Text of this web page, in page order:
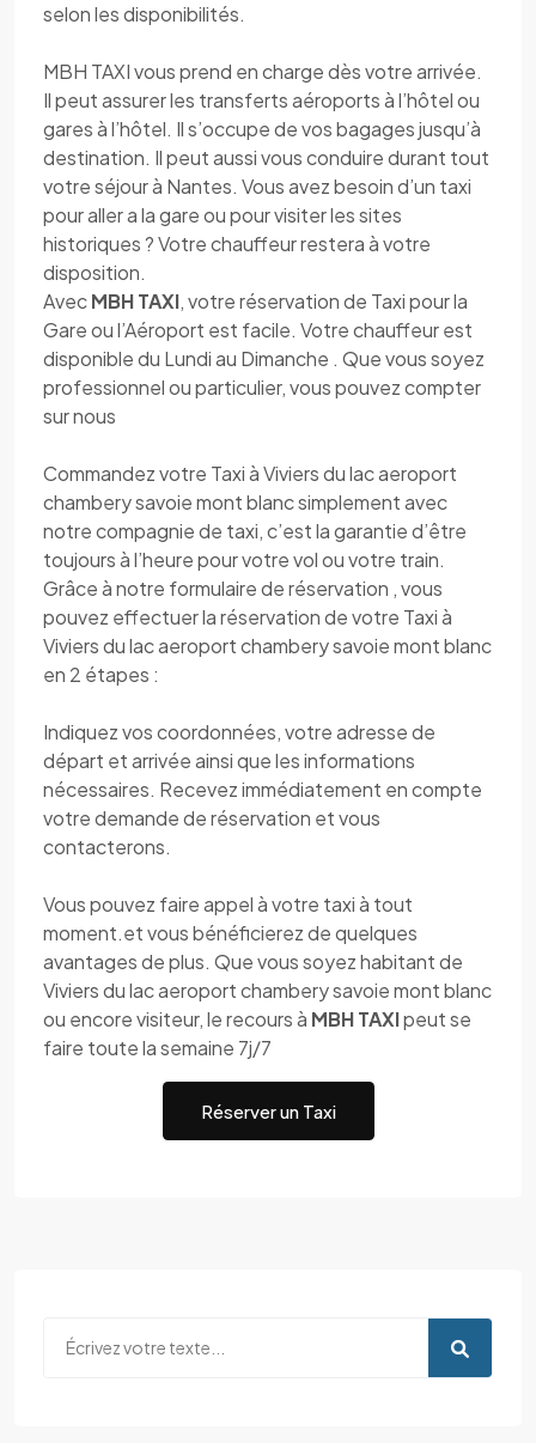
selon les disponibilités.
MBH TAXI vous prend en charge dès votre arrivée.
Il peut assurer les transferts aéroports à l’hôtel ou
gares à l’hôtel. Il s’occupe de vos bagages jusqu’à
destination. Il peut aussi vous conduire durant tout
votre séjour à Nantes. Vous avez besoin d’un taxi
pour aller a la gare ou pour visiter les sites
historiques ? Votre chauffeur restera à votre
disposition.
AvecMBH TAXI, votre réservation de Taxi pour la
Gare ou l’Aéroport est facile. Votre chauffeur est
disponible du Lundi au Dimanche . Que vous soyez
professionnel ou particulier, vous pouvez compter
sur nous
Commandez votre Taxi à Viviers du lac aeroport
chambery savoie mont blanc simplement avec
notre compagnie de taxi, c’est la garantie d’être
toujours à l’heure pour votre vol ou votre train.
Grâce à notre formulaire de réservation , vous
pouvez effectuer la réservation de votre Taxi à
Viviers du lac aeroport chambery savoie mont blanc
en 2 étapes :
Indiquez vos coordonnées, votre adresse de
départ et arrivée ainsi que les informations
nécessaires. Recevez immédiatement en compte
votre demande de réservation et vous
contacterons.
Vous pouvez faire appel à votre taxi à tout
moment.et vous bénéficierez de quelques
avantages de plus. Que vous soyez habitant de
Viviers du lac aeroport chambery savoie mont blanc
ou encore visiteur, le recours à MBH TAXIpeut se
faire toute la semaine 7j/7
Réserver un Taxi